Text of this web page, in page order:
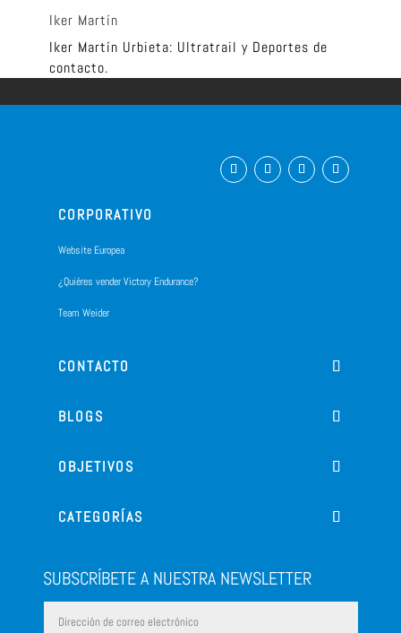
Iker Martín
Iker Martín Urbieta: Ultratrail y Deportes de
contacto.
CORPORATIVO
Website Europea
¿Quiéres vender Victory Endurance?
Team Weider
CONTACTO
BLOGS
OBJETIVOS
CATEGORÍAS
SUBSCRÍBETE A NUESTRA NEWSLETTER